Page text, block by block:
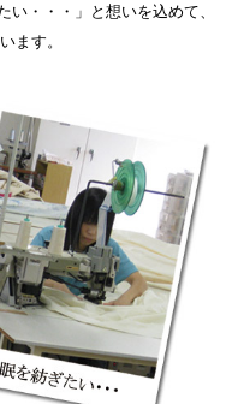
・・・」と想いを込めて、
ます。